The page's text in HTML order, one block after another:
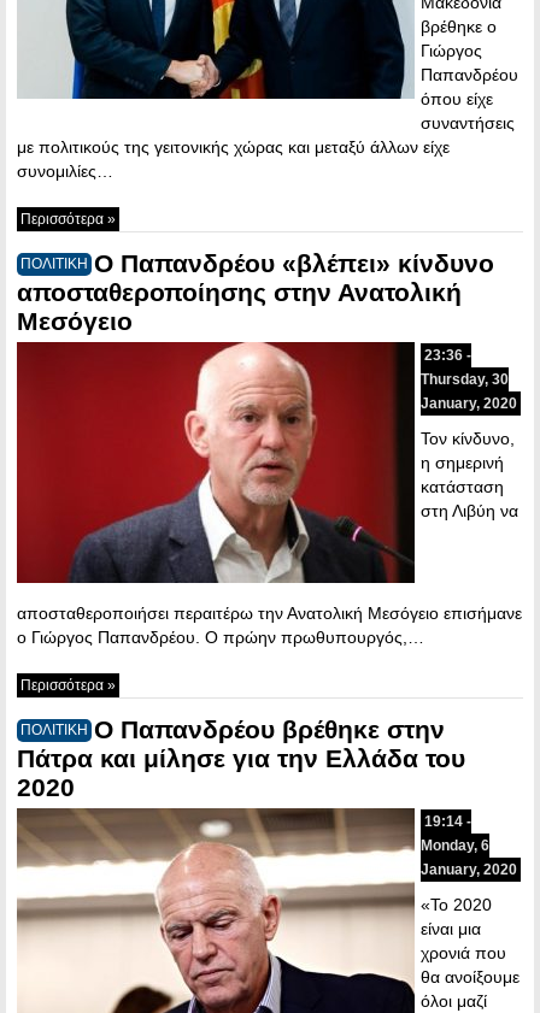
βρέθηκε ο
Γιώργος
Παπανδρέου
όπου είχε
συναντήσεις
με πολιτικούς της γειτονικής χώρας και μεταξύ άλλων είχε
συνομιλίες…
Περισσότερα »
ΠΟΛΙΤΙΚΗ Ο Παπανδρέου «βλέπει» κίνδυνο
αποσταθεροποίησης στην Ανατολική
Μεσόγειο
23:36 -
Thursday, 30
January, 2020
Τον κίνδυνο,
η σημερινή
κατάσταση
στη Λιβύη να
αποσταθεροποιήσει περαιτέρω την Ανατολική Μεσόγειο επισήμανε
ο Γιώργος Παπανδρέου. Ο πρώην πρωθυπουργός,…
Περισσότερα »
ΠΟΛΙΤΙΚΗ Ο Παπανδρέου βρέθηκε στην
Πάτρα και μίλησε για την Ελλάδα του
2020
19:14 -
Monday, 6
January, 2020
«Το 2020
είναι μια
χρονιά που
θα ανοίξουμε
όλοι μαζί